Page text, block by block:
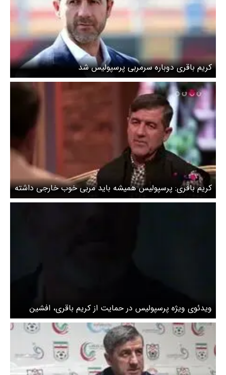
کریم باقری دوباره سرمربی پرسپولیس شد
کریم باقری: پرسپولیس همیشه باید مربی خوب خارجی داشته
باشد
ویدئوی ویژه پرسپولیس در حمایت از کریم باقری، افشین
پیروانی و امید عالیشاه